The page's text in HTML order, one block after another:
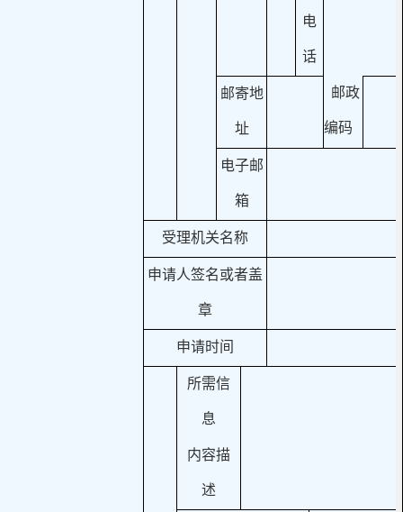
电
话
邮寄地
址
邮政
编码
电子邮
箱
受理机关名称
申请人签名或者盖
章
申请时间
所需信
息
内容描
述